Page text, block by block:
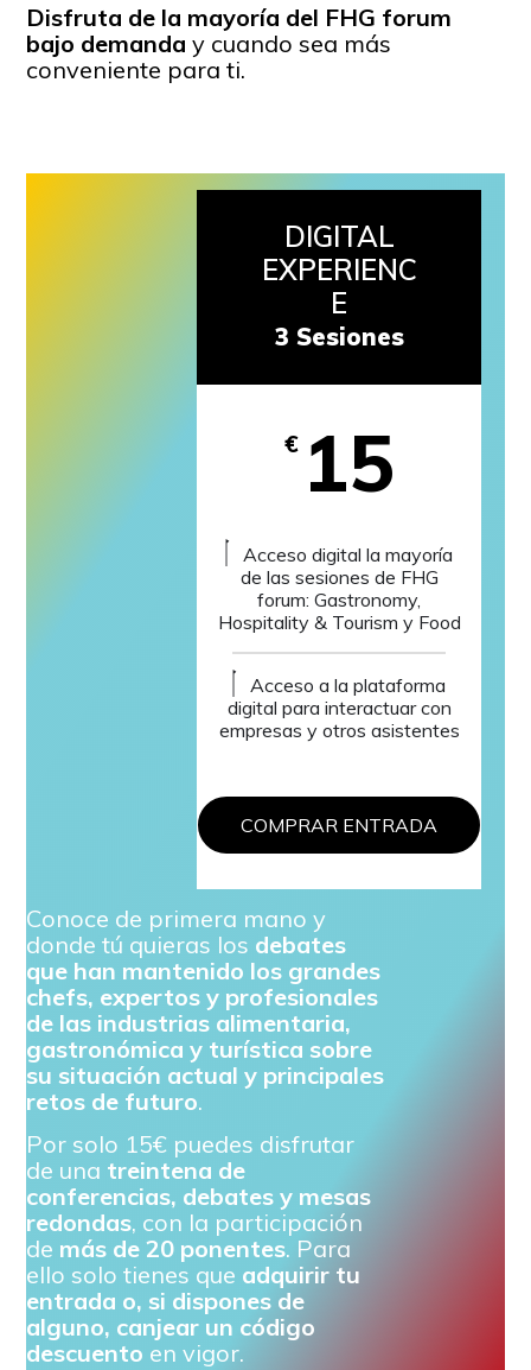
Disfruta de la mayoría del FHG forum
bajo demanda y cuando sea más
conveniente para ti.
DIGITAL
EXPERIENC
E
3 Sesiones
€ 15
Acceso digital la mayoría
de las sesiones de FHG
forum: Gastronomy,
Hospitality & Tourism y Food
Acceso a la plataforma
digital para interactuar con
empresas y otros asistentes
COMPRAR ENTRADA
Conoce de primera mano y
donde tú quieras los debates
que han mantenido los grandes
chefs, expertos y profesionales
de las industrias alimentaria,
gastronómica y turística sobre
su situación actual y principales
retos de futuro.
Por solo 15€ puedes disfrutar
de una treintena de
conferencias, debates y mesas
redondas, con la participación
de más de 20 ponentes. Para
ello solo tienes que adquirir tu
entrada o, si dispones de
alguno, canjear un código
descuento en vigor.